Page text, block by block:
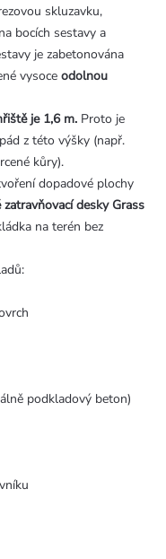
skluzavku,
bocích sestavy a
je zabetonována
vysoce odolnou
je 1,6 m. Proto je
z této výšky (např.
kůry).
dopadové plochy
zatravňovací desky Grass
na terén bez
podkladový beton)